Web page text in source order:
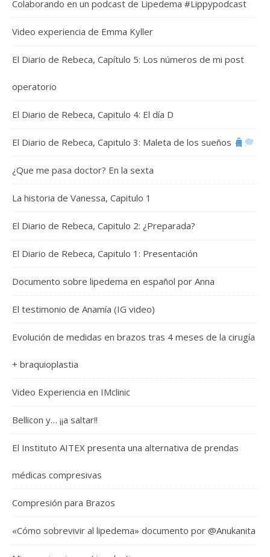
Colaborando en un podcast de Lipedema #Lippypodcast
Video experiencia de Emma Kyller
El Diario de Rebeca, Capítulo 5: Los números de mi post
operatorio
El Diario de Rebeca, Capitulo 4: El día D
El Diario de Rebeca, Capitulo 3: Maleta de los sueños
¿Que me pasa doctor? En la sexta
La historia de Vanessa, Capitulo 1
El Diario de Rebeca, Capitulo 2: ¿Preparada?
El Diario de Rebeca, Capitulo 1: Presentación
Documento sobre lipedema en español por Anna
El testimonio de Anamía (IG video)
Evolución de medidas en brazos tras 4 meses de la cirugía
+ braquioplastia
Video Experiencia en IMclinic
Bellicon y… ¡¡a saltar!!
El Instituto AITEX presenta una alternativa de prendas
médicas compresivas
Compresión para Brazos
«Cómo sobrevivir al lipedema» documento por @Anukanita